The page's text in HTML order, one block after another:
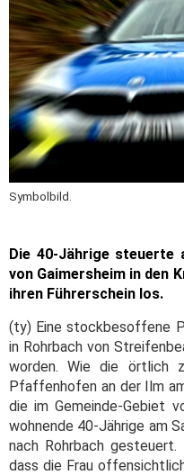
Symbolbild.
Die 40-Jährige steuerte
von Gaimersheim in den
ihren Führerschein los.
(ty) Eine stockbesoffene
in Rohrbach von
worden. Wie die örtlich
Pfaffenhofen an der Ilm
die im Gemeinde-Gebiet
wohnende 40-Jährige am
nach Rohrbach
dass die Frau